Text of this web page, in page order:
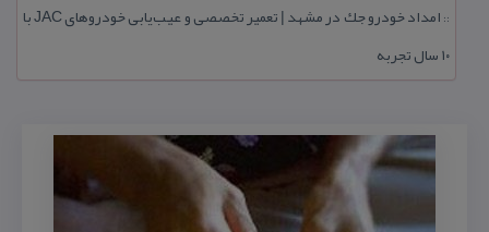
::
امداد خودرو جك در مشهد | تعمیر تخصصی و عیب‌یابی خودروهای JAC با
۱۰ سال تجربه